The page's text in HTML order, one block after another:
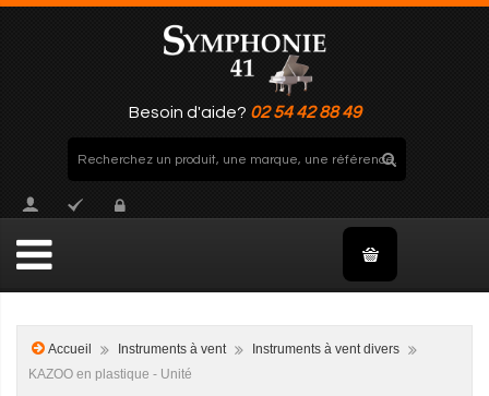
Besoin d'aide? 02 54 42 88 49
Accueil Instruments à vent
Instruments à vent divers
KAZOO en plastique - Unité